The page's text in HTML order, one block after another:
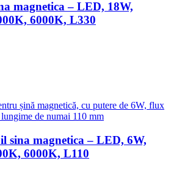
magnetica – LED, 18W,
6000K, L330
sina magnetica – LED, 6W,
6000K, L110